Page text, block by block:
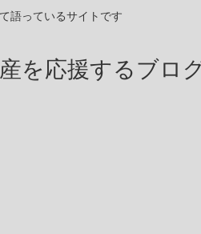
語っているサイトです
を応援するブロ